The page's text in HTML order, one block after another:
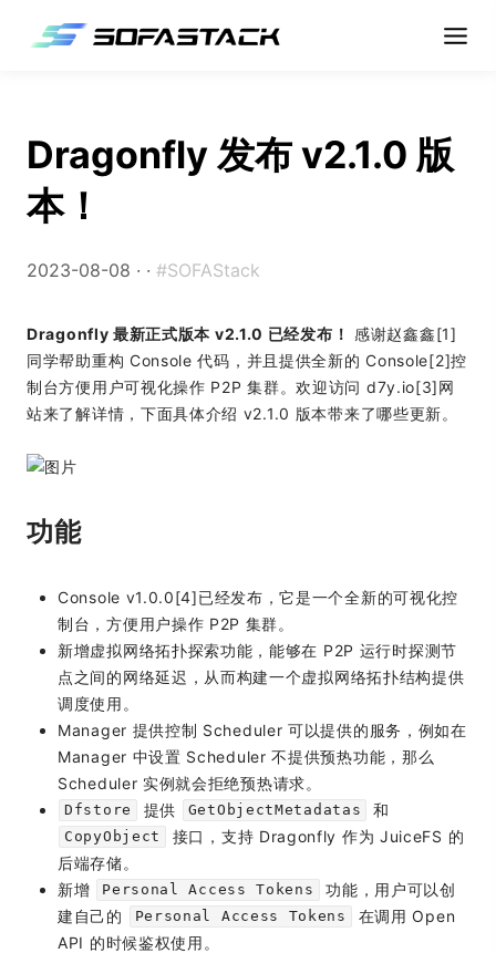
Dragonfly 发布 v2.1.0 版
本！
2023-08-08 · · #SOFAStack
Dragonfly 最新正式版本 v2.1.0 已经发布！ 感谢赵鑫鑫[1]
同学帮助重构 Console 代码，并且提供全新的 Console[2]控
制台方便用户可视化操作 P2P 集群。欢迎访问 d7y.io[3]网
站来了解详情，下面具体介绍 v2.1.0 版本带来了哪些更新。
功能
Console v1.0.0[4]已经发布，它是一个全新的可视化控
制台，方便用户操作 P2P 集群。
新增虚拟网络拓扑探索功能，能够在 P2P 运行时探测节
点之间的网络延迟，从而构建一个虚拟网络拓扑结构提供
调度使用。
Manager 提供控制 Scheduler 可以提供的服务，例如在
Manager 中设置 Scheduler 不提供预热功能，那么
Scheduler 实例就会拒绝预热请求。
Dfstore 提供 GetObjectMetadatas 和
CopyObject
接口，支持 Dragonfly 作为 JuiceFS 的
后端存储。
新增
Personal Access Tokens
功能，用户可以创
建自己的
Personal Access Tokens
在调用 Open
API 的时候鉴权使用。